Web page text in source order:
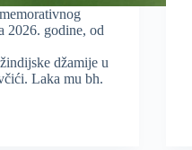
2026. godine, od
džamije u
Laka mu bh.